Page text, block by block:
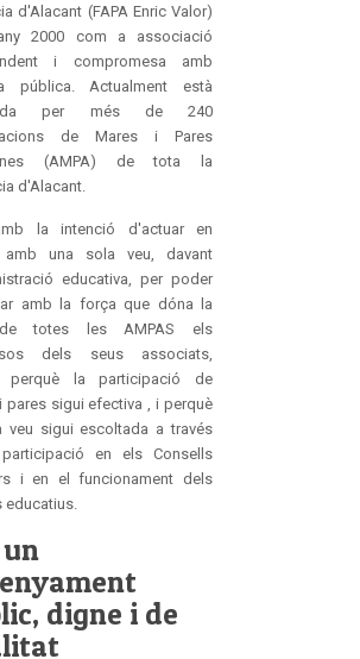
d'Alacant (FAPA Enric Valor)
2000 com a associació
i compromesa amb
pública. Actualment està
per més de 240
de Mares i Pares
(AMPA) de tota la
d'Alacant.
la intenció d'actuar en
amb una sola veu, davant
educativa, per poder
amb la força que dóna la
totes les AMPAS els
dels seus associats,
perquè la participació de
pares sigui efectiva , i perquè
veu sigui escoltada a través
en els Consells
i en el funcionament dels
educatius.
digne i de